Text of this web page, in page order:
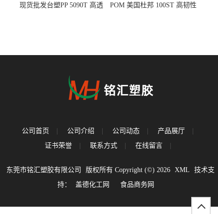
现货批发台塑PP 5090T 高透
POM 美国杜邦 100ST 高韧性
公司首页 | 公司介绍 | 公司动态 | 产品展厅
|
证书荣誉
| 联系方式 | 在线留言 |
东莞市铭汇塑胶有限公司 版权所有 Copyright (©) 2026 XML
技术支
持：
盖德化工网 食品商务网